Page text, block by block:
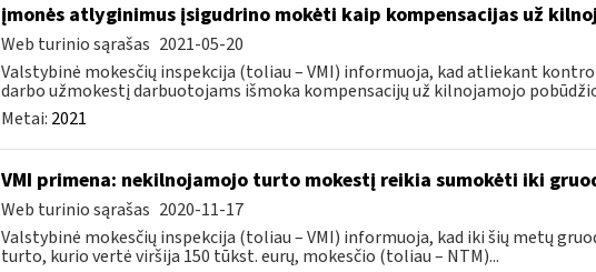
įmonės atlyginimus įsigudrino mokėti kaip kompensacijas už
Web turinio sąrašas 2021-05-20
Valstybinė mokesčių inspekcija (toliau – VMI) informuoja, kad atliekant
darbo užmokestį darbuotojams išmoka kompensacijų už kilnojamojo
Metai: 2021
VMI primena: nekilnojamojo turto mokestį reikia sumokėti iki
Web turinio sąrašas 2020-11-17
Valstybinė mokesčių inspekcija (toliau – VMI) informuoja, kad iki šių metų
turto, kurio vertė viršija 150 tūkst. eurų, mokesčio (toliau – NTM)...